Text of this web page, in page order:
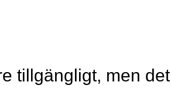
tillgängligt, men